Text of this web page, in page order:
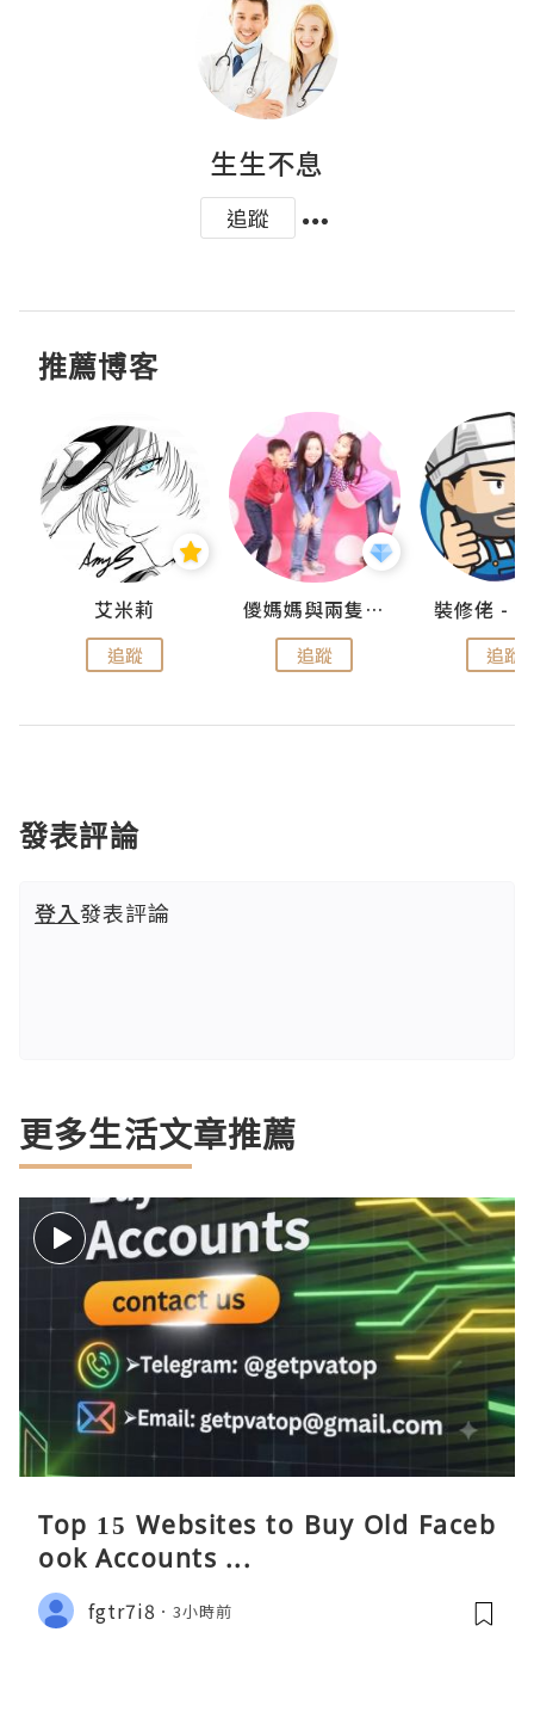
生生不息
追蹤
推薦博客
艾米莉
追蹤
儍媽媽與兩隻小魔怪之家
追蹤 追蹤
發表評論
登入發表評論
更多生活文章推薦
Top 15 Websites to Buy Old Faceb
ook Accounts ...
fgtr7i8 3小時前